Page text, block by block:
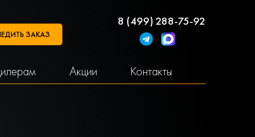
ЗАКАЗ
8 (499) 288-75-92
Акции Контакты